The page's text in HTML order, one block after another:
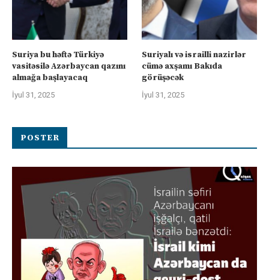
Suriya bu həftə Türkiyə
vasitəsilə Azərbaycan qazını
almağa başlayacaq
İyul 31, 2025
Suriyalı və israilli nazirlər
cümə axşamı Bakıda
görüşəcək
İyul 31, 2025
POSTER